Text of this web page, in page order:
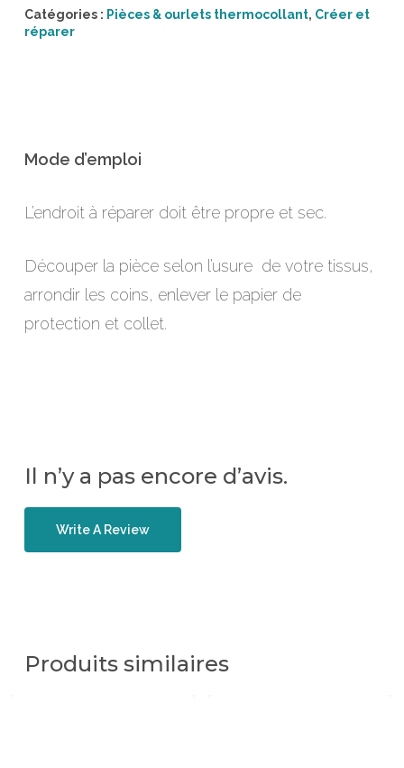
Catégories : Pièces & ourlets thermocollant, Créer et
réparer
Mode d’emploi
L’endroit à réparer doit être propre et sec.
Découper la pièce selon l’usure de votre tissus,
arrondir les coins, enlever le papier de
protection et collet.
Il n’y a pas encore d’avis.
Write A Review
Produits similaires